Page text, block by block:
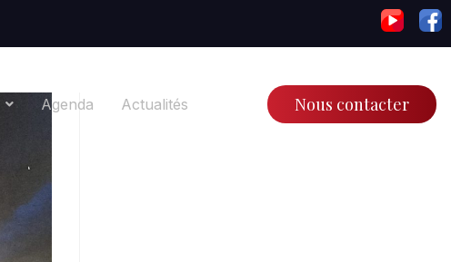
Agenda Actualités Nous contacter